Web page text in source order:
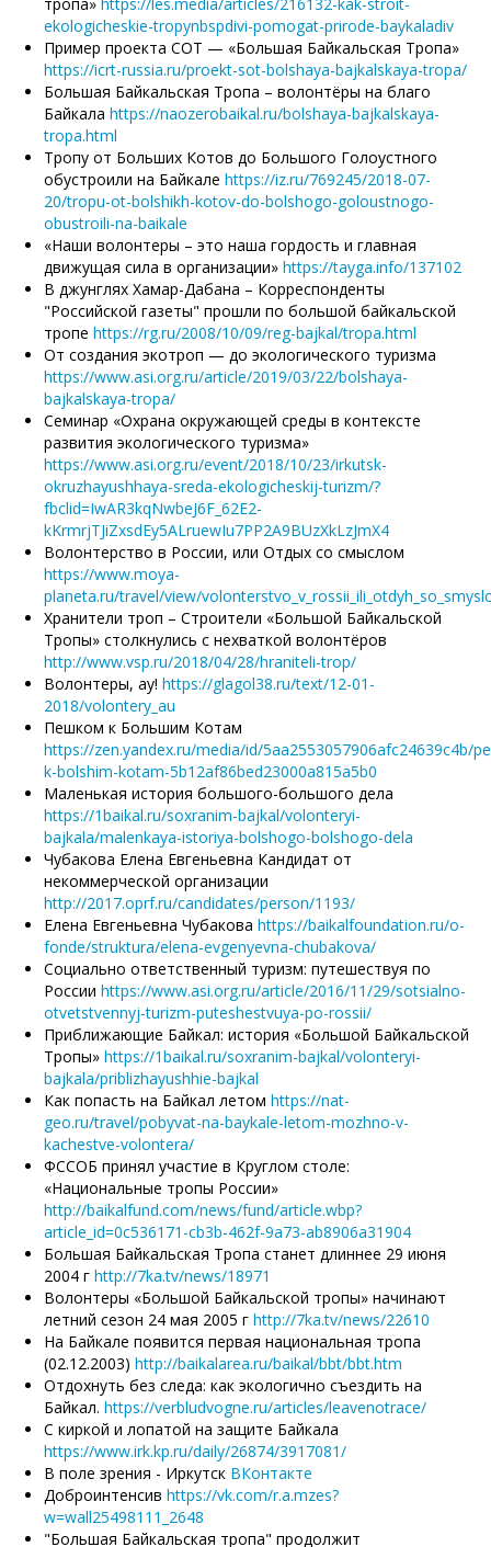
ekologicheskie-tropynbspdivi-pomogat-prirode-baykaladiv
Пример проекта СОТ — «Большая Байкальская Тропа»
https://icrt-russia.ru/proekt-sot-bolshaya-bajkalskaya-tropa/
Большая Байкальская Тропа – волонтёры на благо
Байкала https://naozerobaikal.ru/bolshaya-bajkalskaya-
tropa.html
Тропу от Больших Котов до Большого Голоустного
обустроили на Байкале https://iz.ru/769245/2018-07-
20/tropu-ot-bolshikh-kotov-do-bolshogo-goloustnogo-
obustroili-na-baikale
«Наши волонтеры – это наша гордость и главная
движущая сила в организации» https://tayga.info/137102
В джунглях Хамар-Дабана – Корреспонденты
"Российской газеты" прошли по большой байкальской
тропе https://rg.ru/2008/10/09/reg-bajkal/tropa.html
От создания экотроп — до экологического туризма
https://www.asi.org.ru/article/2019/03/22/bolshaya-
bajkalskaya-tropa/
Семинар «Охрана окружающей среды в контексте
развития экологического туризма»
https://www.asi.org.ru/event/2018/10/23/irkutsk-
okruzhayushhaya-sreda-ekologicheskij-turizm/?
fbclid=IwAR3kqNwbeJ6F_62E2-
kKrmrjTJiZxsdEy5ALruewIu7PP2A9BUzXkLzJmX4
Волонтерство в России, или Отдых со смыслом
https://www.moya-
planeta.ru/travel/view/
Хранители троп – Строители «Большой Байкальской
Тропы» столкнулись с нехваткой волонтёров
http://www.vsp.ru/2018/04/28/hraniteli-trop/
Волонтеры, ау! https://glagol38.ru/text/12-01-
2018/volontery_au
Пешком к Большим Котам
https://zen.yandex.ru/media/id/5aa2553057906afc24639c4b/
k-bolshim-kotam-5b12af86bed23000a815a5b0
Маленькая история большого-большого дела
https://1baikal.ru/soxranim-bajkal/volonteryi-
bajkala/malenkaya-istoriya-bolshogo-bolshogo-dela
Чубакова Елена Евгеньевна Кандидат от
некоммерческой организации
http://2017.oprf.ru/candidates/person/1193/
Елена Евгеньевна Чубакова https://baikalfoundation.ru/o-
fonde/struktura/elena-evgenyevna-chubakova/
Социально ответственный туризм: путешествуя по
России https://www.asi.org.ru/article/2016/11/29/sotsialno-
otvetstvennyj-turizm-puteshestvuya-po-rossii/
Приближающие Байкал: история «Большой Байкальской
Тропы» https://1baikal.ru/soxranim-bajkal/volonteryi-
bajkala/priblizhayushhie-bajkal
Как попасть на Байкал летом https://nat-
geo.ru/travel/pobyvat-na-baykale-letom-mozhno-v-
kachestve-volontera/
ФССОБ принял участие в Круглом столе:
«Национальные тропы России»
http://baikalfund.com/news/fund/article.wbp?
article_id=0c536171-cb3b-462f-9a73-ab8906a31904
Большая Байкальская Тропа станет длиннее 29 июня
2004 г http://7ka.tv/news/18971
Волонтеры «Большой Байкальской тропы» начинают
летний сезон 24 мая 2005 г http://7ka.tv/news/22610
На Байкале появится первая национальная тропа
(02.12.2003) http://baikalarea.ru/baikal/bbt/bbt.htm
Отдохнуть без следа: как экологично съездить на
Байкал. https://verbludvogne.ru/articles/leavenotrace/
С киркой и лопатой на защите Байкала
https://www.irk.kp.ru/daily/26874/3917081/
В поле зрения - Иркутск ВКонтакте
Доброинтенсив https://vk.com/r.a.mzes?
w=wall25498111_2648
"Большая Байкальская тропа" продолжит